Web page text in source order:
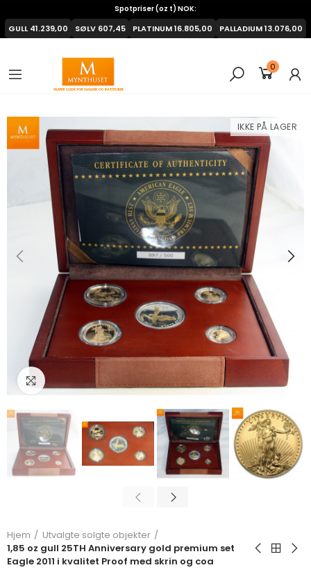
0
Spotpriser (oz t) NOK:
GULL41.239,00 SØLV 607,45 PLATINUM16.805,00 PALLADIUM13.076,00
IKKE PÅ LAGER
Klikk for å forstørre
Hjem
Utvalgte solgte objekter
1,85 oz gull 25TH Anniversary gold premium set
Eagle 2011 i kvalitet Proof med skrin og coa